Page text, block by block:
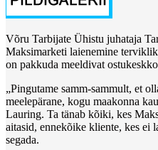
Võru Tarbijate Ühistu juhataja
Maksimarketi laienemine
on pakkuda meeldivat
„Pingutame samm-sammult, et
meelepärane, kogu maakonna
Lauring. Ta tänab kõiki, kes
aitasid, ennekõike kliente, kes ei
segada.